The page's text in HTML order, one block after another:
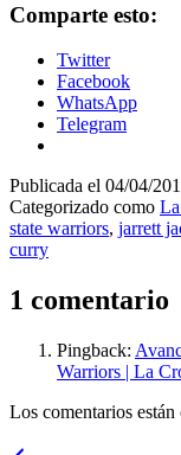
Comparte esto:
Twitter
Facebook
WhatsApp
Telegram
Publicada el 04/04/
Categorizado como
state warriors, jarrett
curry
1 comentario
Pingback:
Warriors | La
Los comentarios están